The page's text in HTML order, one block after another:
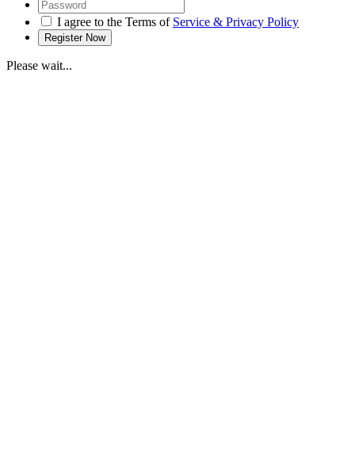
I agree to the Terms of Service & Privacy Policy
Please wait...